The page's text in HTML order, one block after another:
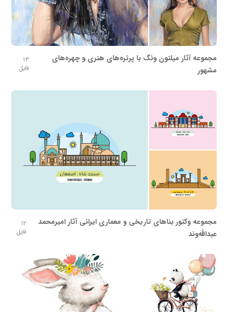
مجموعه آثار میلتون ونگ با پرتره‌های هنری و چهره‌های
مشهور
13
فایل
مجموعه وکتور بناهای تاریخی و معماری ایرانی آثار امیرمحمد
عبدالله‌وند
12
فایل